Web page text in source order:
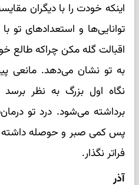
اینکه خودت را با دیگران
توانایی‌ها و استعدادهای تو
اقبالت گله مکن چراکه
به تو نشان می‌دهد. مانعی
نگاه اول بزرگ به نظر
برداشته می‌شود. درد تو
پس کمی صبر و حوصله داشته
فراتر نگذار.
آذر